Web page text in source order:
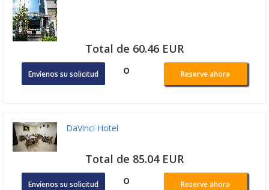
Total de 60.46 EUR
Envíenos su solicitud o Reserve ahora
DaVinci Hotel
Total de 85.04 EUR
Envíenos su solicitud o Reserve ahora